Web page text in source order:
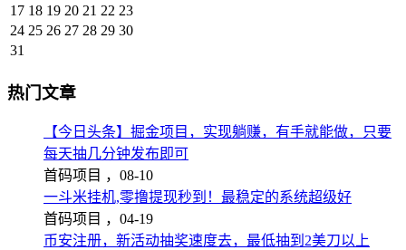
17 18 19 20 21 22 23
24 25 26 27 28 29 30
31
热门文章
【今日头条】掘金项目，实现躺赚，有手就能做，只要
每天抽几分钟发布即可
首码项目 ， 08-10
一斗米挂机,零撸提现秒到！最稳定的系统超级好
首码项目 ， 04-19
币安注册，新活动抽奖速度去，最低抽到2美刀以上